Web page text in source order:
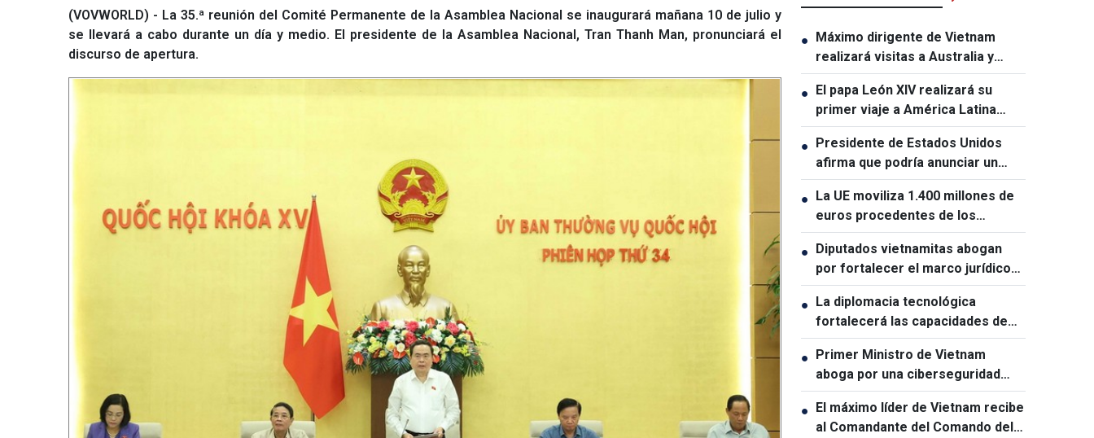
(VOVWORLD) - La 35.ª reunión del Comité Permanente de la Asamblea Nacional se inaugurará mañana 10 de julio y
se llevará a cabo durante un día y medio. El presidente de la Asamblea Nacional, Tran Thanh Man, pronunciará el
discurso de apertura.
● Máximo dirigente de Vietnam
realizará visitas a Australia y
Nueva Zelanda
● El papa León XIV realizará su
primer viaje a América Latina
como pontífice
● Presidente de Estados Unidos
afirma que podría anunciar un
acuerdo sobre el estrecho de
Ormuz en las próximas 48 horas
● La UE moviliza 1.400 millones de
euros procedentes de los
beneficios de activos rusos
congelados para apoyar a Ucrania
● Diputados vietnamitas abogan
por fortalecer el marco jurídico
para impulsar el crecimiento
económico
● La diplomacia tecnológica
fortalecerá las capacidades de
desarrollo de Vietnam
● Primer Ministro de Vietnam
aboga por una ciberseguridad
centrada en las personas
● El máximo líder de Vietnam recibe
al Comandante del Comando del